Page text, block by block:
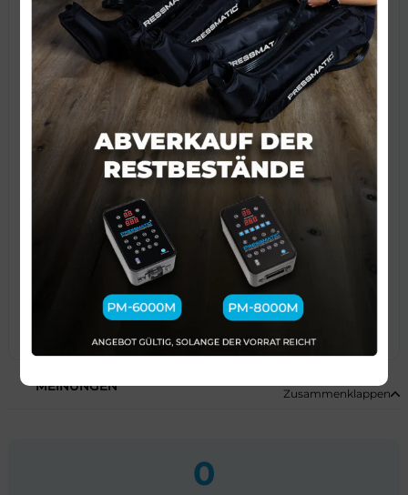
KONTAKTFORMULAR
Vorname
Telefon
Ich erkläre, dass ich die Datenschutzerklärung
gelesen habe
und deren Bedingungen akzeptiere. Ich stimme der
Verarbeitung der im Formular angegebenen Daten zum
Zweck der Bearbeitung meiner Anfrage zu.
Senden
MEINUNGEN Zusammenklappen
0